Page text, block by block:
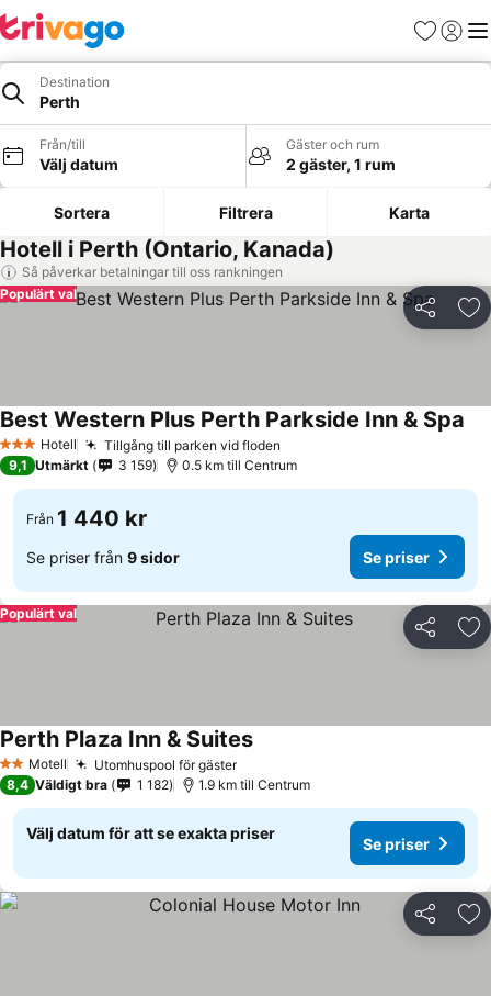
Favoriter
Logga
Destination
Perth
Från/till
Välj datum
Gäster och rum
2 gäster, 1 rum
Sortera Filtrera Karta
Hotell i Perth (Ontario, Kanada)
Så påverkar betalningar till oss rankningen
Dela
Populärt val
3 StjärnorHotell Tillgång till parken vid floden
Best Western Plus Perth Parkside Inn & Spa
9,1 Utmärkt 3 159 0.5 km till Centrum
Från 1 440 kr
Se priser från 9 sidor Se priser
Dela
Populärt val
2 Stjärnor
Motell Utomhuspool för gäster
Perth Plaza Inn & Suites
8,4 Väldigt bra 1 182 1.9 km till Centrum
Välj datum för att se exakta priser
Se priser
Dela